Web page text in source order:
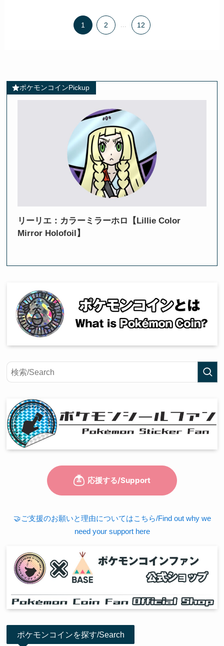
1 2 ... 12
ポケモンコインPickup
リーリエ：カラーミラーホロ【Lillie Color
Mirror Holofoil】
🤝ご支援のお願いと理由についてはこちら/Find out why we
need your support here
ポケモンコインを探す/Search